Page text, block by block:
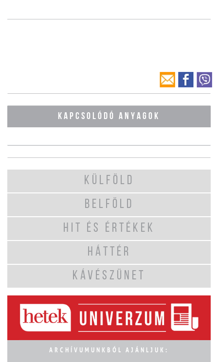
KAPCSOLÓDÓ ANYAGOK
KÜLFÖLD
BELFÖLD
HIT ÉS ÉRTÉKEK
HÁTTÉR
KÁVÉSZÜNET
ARCHÍVUMUNKBÓL AJÁNLJUK: